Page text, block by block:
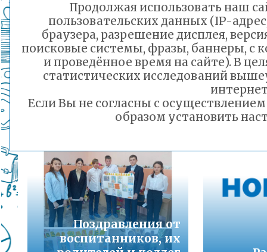
Порядок предоставления льготного
малоимущих семей
Подробнее...
Горячая линия по вопросам школьного
30-21
дошкольного образования и тел 32-41-13
Подробнее...
«Мой учитель»
30.09.2022 09:24
Поздравления от
воспитанников, их
Продолжая использовать наш
пользовательских данных (IP-
браузера, разрешение дисплея,
поисковые системы, фразы, баннеры, с
и проведённое время на сайте). В
статистических исследований
Если Вы не согласны с
образом установить